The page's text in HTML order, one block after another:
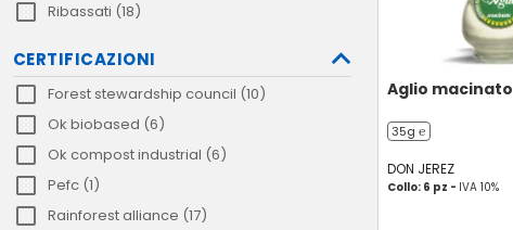
Ribassati (18)
CERTIFICAZIONI
Forest stewardship council (10)
Ok biobased (6)
Ok compost industrial (6)
Pefc (1)
Rainforest alliance (17)
Aglio macinato
35g ℮
DON JEREZ
Collo: 6 pz - IVA 10%